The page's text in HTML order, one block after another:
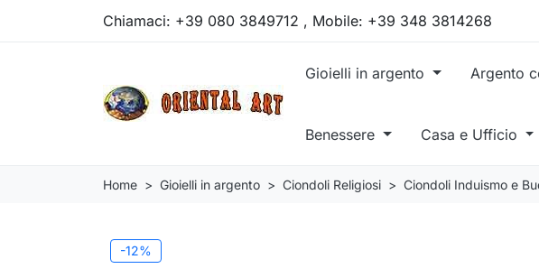
Chiamaci: +39 080 3849712 , Mobile: +39 348 3814268
Gioielli in argento Argento
Benessere Casa e Ufficio
Home Gioielli in argento Ciondoli Religiosi Ciondoli Induismo e
-12%